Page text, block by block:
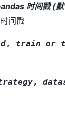
时间戳 (
间戳
,
,